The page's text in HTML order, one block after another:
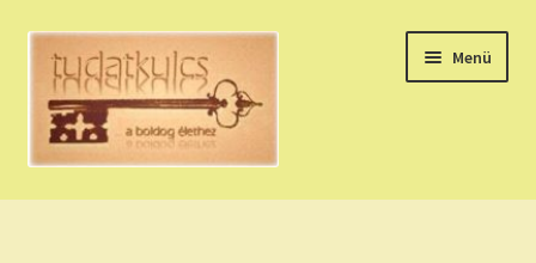
Ugrás
navigációhoz
Kilépés
tartalomba
Menü
HÚZZ EGY KÁRTYÁT!